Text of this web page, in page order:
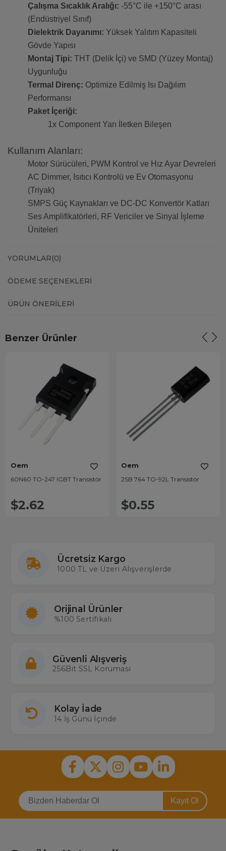
Çalışma Sıcaklık Aralığı: -55°C ile +150°C arası
(Endüstriyel Sınıf)
Dielektrik Dayanımı: Yüksek Yalıtım Kapasiteli
Gövde Yapısı
Montaj Tipi: THT (Delik İçi) ve SMD (Yüzey Montaj)
Uygunluğu
Termal Direnç: Optimize Edilmiş Isı Dağılım
Performansı
Paket İçeriği:
1x Component Yarı İletken Bileşen
Kullanım Alanları:
Motor Sürücüleri, PWM Kontrol ve Hız Ayar Devreleri
AC Dimmer, Isıtıcı Kontrolü ve Ev Otomasyonu
(Triyak)
SMPS Güç Kaynakları ve DC-DC Konvertör Katları
Ses Amplifikatörleri, RF Vericiler ve Sinyal İşleme
Üniteleri
YORUMLAR(0)
ÖDEME SEÇENEKLERI
ÜRÜN ÖNERILERI
Benzer Ürünler
Oem
60N60 TO-247 IGBT Transistör
$2.62
Oem
2SB 764 TO-92L Transistör
$0.55
Ücretsiz Kargo
1000 TL ve Üzeri Alışverişlerde
Orijinal Ürünler
%100 Sertifikalı
Güvenli Alışveriş
256Bit SSL Koruması
Kolay İade
14 İş Günü İçinde
Kayıt Ol